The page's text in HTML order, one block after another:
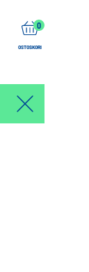
OSTOSKORI
0items